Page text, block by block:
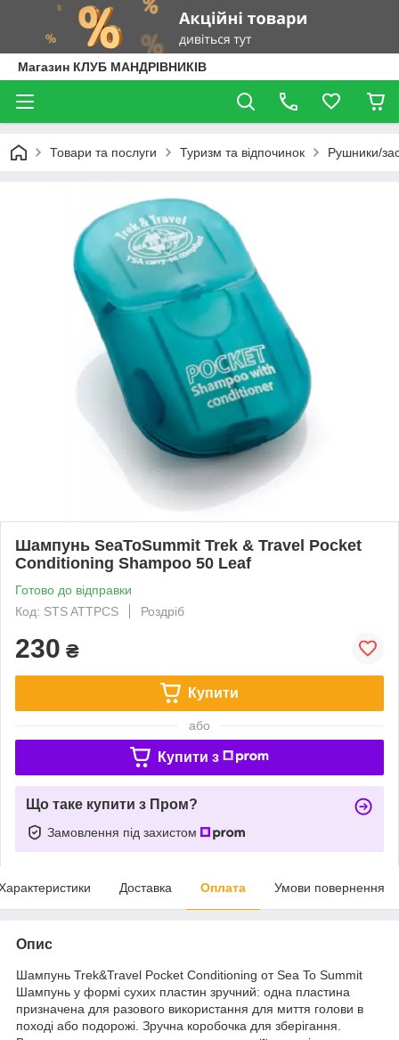
Магазин КЛУБ МАНДРІВНИКІВ
Товари та послуги Туризм та відпочинок Рушники/
Шампунь SeaToSummit Trek & Travel Pocket
Conditioning Shampoo 50 Leaf
Готово до відправки
Код: STS ATTPCS
Роздріб
230 ₴
Купити
або
Купити з
Що таке купити з Пром?
Замовлення під захистом
Доставка Оплата Умови повернення
Опис
Шампунь Trek&Travel Pocket Conditioning от Sea To Summit
Шампунь у формі сухих пластин зручний: одна пластина
призначена для разового використання для миття голови в
поході або подорожі. Зручна коробочка для зберігання.